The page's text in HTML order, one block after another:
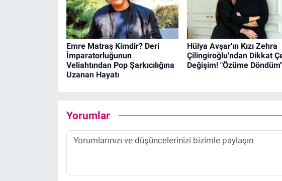
Emre Matraş Kimdir? Deri
İmparatorluğunun
Veliahtından Pop Şarkıcılığına
Uzanan Hayatı
Hülya Avşar'ın Kızı Zehra
Çilingiroğlu'ndan Dikkat
Değişim! "Özüme Döndüm"
Yorumlar